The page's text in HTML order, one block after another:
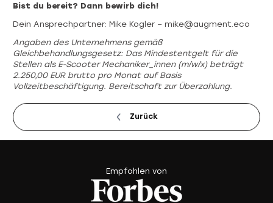
Bist du bereit? Dann bewirb dich!
Dein Ansprechpartner: Mike Kogler – mike@augment.eco
Angaben des Unternehmens gemäß
Gleichbehandlungsgesetz: Das Mindestentgelt für die
Stellen als E-Scooter Mechaniker_innen (m/w/x) beträgt
2.250,00 EUR brutto pro Monat auf Basis
Vollzeitbeschäftigung. Bereitschaft zur Überzahlung.
Zurück
Empfohlen von